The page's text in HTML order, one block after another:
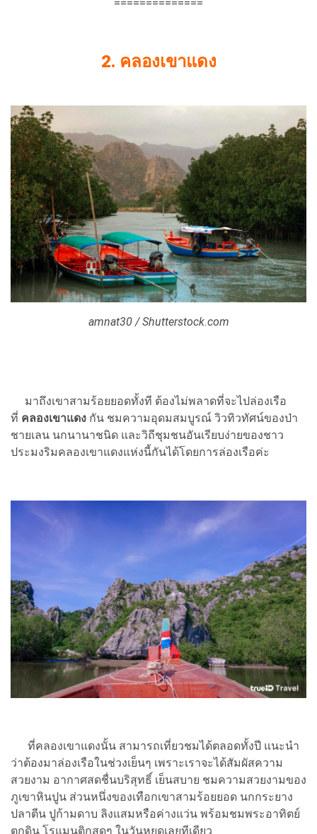
==============
2. คลองเขาแดง
amnat30 / Shutterstock.com
มาถึงเขาสามร้อยยอดทั้งที ต้องไม่พลาดที่จะไปล่องเรือ
ที่ คลองเขาแดง กัน ชมความอุดมสมบูรณ์ วิวทิวทัศน์ของป่า
ชายเลน นกนานาชนิด และวิถีชุมชนอันเรียบง่ายของชาว
ประมงริมคลองเขาแดงแห่งนี้กันได้โดยการล่องเรือค่ะ
ที่คลองเขาแดงนั้น สามารถเที่ยวชมได้ตลอดทั้งปี แนะนำ
ว่าต้องมาล่องเรือในช่วงเย็นๆ เพราะเราจะได้สัมผัสความ
สวยงาม อากาศสดชื่นบริสุทธิ์ เย็นสบาย ชมความสวยงามของ
ภูเขาหินปูน ส่วนหนึ่งของเทือกเขาสามร้อยยอด นกกระยาง
ปลาตีน ปูก้ามดาบ ลิงแสมหรือค่างแว่น พร้อมชมพระอาทิตย์
ตกดิน โรแมนติกสุดๆ ในวันหยุดเลยทีเดียว